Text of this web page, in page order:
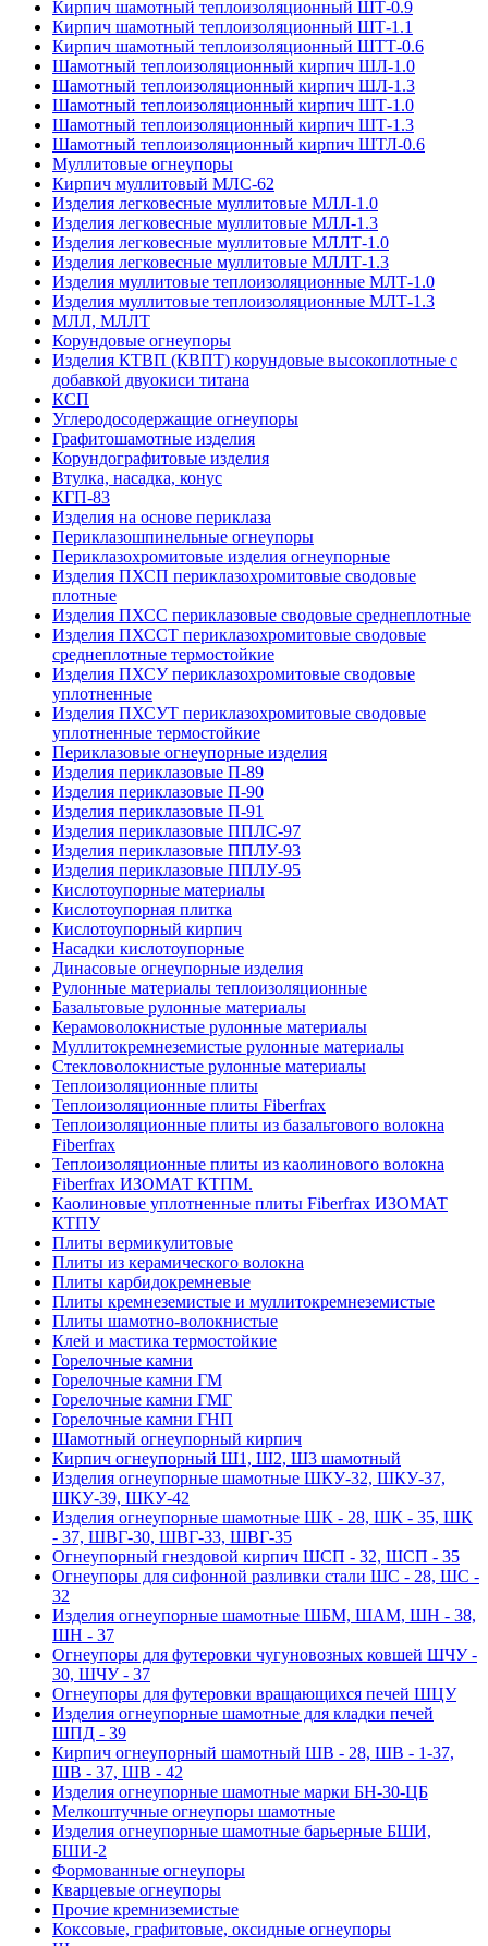
Кирпич шамотный теплоизоляционный ШТ-0.9
Кирпич шамотный теплоизоляционный ШТ-1.1
Кирпич шамотный теплоизоляционный ШТТ-0.6
Шамотный теплоизоляционный кирпич ШЛ-1.0
Шамотный теплоизоляционный кирпич ШЛ-1.3
Шамотный теплоизоляционный кирпич ШТ-1.0
Шамотный теплоизоляционный кирпич ШТ-1.3
Шамотный теплоизоляционный кирпич ШТЛ-0.6
Муллитовые огнеупоры
Кирпич муллитовый МЛС-62
Изделия легковесные муллитовые МЛЛ-1.0
Изделия легковесные муллитовые МЛЛ-1.3
Изделия легковесные муллитовые МЛЛТ-1.0
Изделия легковесные муллитовые МЛЛТ-1.3
Изделия муллитовые теплоизоляционные МЛТ-1.0
Изделия муллитовые теплоизоляционные МЛТ-1.3
МЛЛ, МЛЛТ
Корундовые огнеупоры
Изделия КТВП (КВПТ) корундовые высокоплотные с
добавкой двуокиси титана
КСП
Углеродо­содержащие огнеупоры
Графитошамотные изделия
Корундографитовые изделия
Втулка, насадка, конус
КГП-83
Изделия на основе периклаза
Периклазошпинельные огнеупоры
Периклазохромитовые изделия огнеупорные
Изделия ПХСП периклазохромитовые сводовые
плотные
Изделия ПХСС периклазовые сводовые среднеплотные
Изделия ПХССТ периклазохромитовые сводовые
среднеплотные термостойкие
Изделия ПХСУ периклазохромитовые сводовые
уплотненные
Изделия ПХСУТ периклазохромитовые сводовые
уплотненные термостойкие
Периклазовые огнеупорные изделия
Изделия периклазовые П-89
Изделия периклазовые П-90
Изделия периклазовые П-91
Изделия периклазовые ППЛС-97
Изделия периклазовые ППЛУ-93
Изделия периклазовые ППЛУ-95
Кислотоупорные материалы
Кислотоупорная плитка
Кислотоупорный кирпич
Насадки кислотоупорные
Динасовые огнеупорные изделия
Рулонные материалы теплоизоляционные
Базальтовые рулонные материалы
Керамоволокнистые рулонные материалы
Муллитокремнеземистые рулонные материалы
Стекловолокнистые рулонные материалы
Тепло­изоляционные плиты
Теплоизоляционные плиты Fiberfrax
Теплоизоляционные плиты из базальтового волокна
Fiberfrax
Теплоизоляционные плиты из каолинового волокна
Fiberfrax ИЗОМАТ КТПМ.
Каолиновые уплотненные плиты Fiberfrax ИЗОМАТ
КТПУ
Плиты вермикулитовые
Плиты из керамического волокна
Плиты карбидокремневые
Плиты кремнеземистые и муллитокремнеземистые
Плиты шамотно-волокнистые
Клей и мастика термостойкие
Горелочные камни
Горелочные камни ГМ
Горелочные камни ГМГ
Горелочные камни ГНП
Шамотный огнеупорный кирпич
Кирпич огнеупорный Ш1, Ш2, Ш3 шамотный
Изделия огнеупорные шамотные ШКУ-32, ШКУ-37,
ШКУ-39, ШКУ-42
Изделия огнеупорные шамотные ШК - 28, ШК - 35, ШК
- 37, ШВГ-30, ШВГ-33, ШВГ-35
Огнеупорный гнездовой кирпич ШСП - 32, ШСП - 35
Огнеупоры для сифонной разливки стали ШС - 28, ШС -
32
Изделия огнеупорные шамотные ШБМ, ШАМ, ШН - 38,
ШН - 37
Огнеупоры для футеровки чугуновозных ковшей ШЧУ -
30, ШЧУ - 37
Огнеупоры для футеровки вращающихся печей ШЦУ
Изделия огнеупорные шамотные для кладки печей
ШПД - 39
Кирпич огнеупорный шамотный ШВ - 28, ШВ - 1-37,
ШВ - 37, ШВ - 42
Изделия огнеупорные шамотные марки БН-30-ЦБ
Мелкоштучные огнеупоры шамотные
Изделия огнеупорные шамотные барьерные БШИ,
БШИ-2
Формованные огнеупоры
Кварцевые огнеупоры
Прочие кремниземистые
Коксовые, графитовые, оксидные огнеупоры